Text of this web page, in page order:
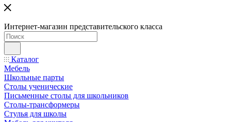
Интернет-магазин представительского класса
Каталог
Мебель
Школьные парты
Столы ученические
Письменные столы для школьников
Столы-трансформеры
Стулья для школы